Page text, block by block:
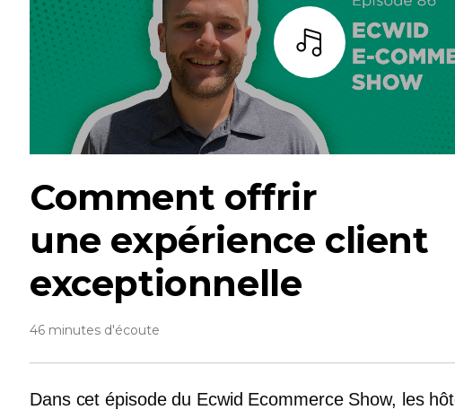
Écoutez
Comment offrir
une expérience client
exceptionnelle
46 minutes d'écoute
Dans cet épisode du Ecwid Ecommerce Show, les